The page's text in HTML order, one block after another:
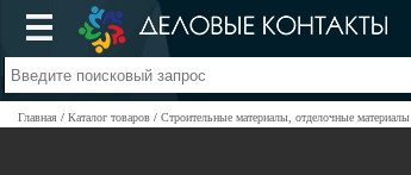
Главная Каталог товаров Строительные материалы, отделочные материалы